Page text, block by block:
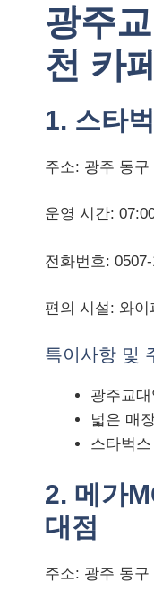
광주
천 카
1. 스타
주소: 광주 동
운영 시간:
전화번호:
편의 시설: 와
특이사항 및
광주교
넓은 매
스타벅
2. 메가
대점
주소: 광주 동